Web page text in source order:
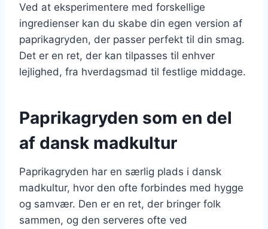
Ved at eksperimentere med forskellige
ingredienser kan du skabe din egen version af
paprikagryden, der passer perfekt til din smag.
Det er en ret, der kan tilpasses til enhver
lejlighed, fra hverdagsmad til festlige middage.
Paprikagryden som en del
af dansk madkultur
Paprikagryden har en særlig plads i dansk
madkultur, hvor den ofte forbindes med hygge
og samvær. Den er en ret, der bringer folk
sammen, og den serveres ofte ved